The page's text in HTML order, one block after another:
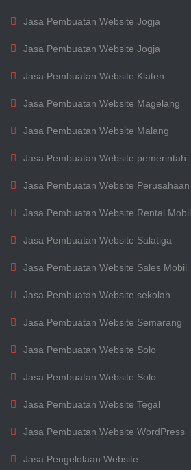
Jasa Pembuatan Website Jogja
Jasa Pembuatan Website Jogja
Jasa Pembuatan Website Klaten
Jasa Pembuatan Website Magelang
Jasa Pembuatan Website Malang
Jasa Pembuatan Website pemerintah
Jasa Pembuatan Website Perusahaan
Jasa Pembuatan Website Rental Mobil
Jasa Pembuatan Website Salatiga
Jasa Pembuatan Website Sales Mobil
Jasa Pembuatan Website sekolah
Jasa Pembuatan Website Semarang
Jasa Pembuatan Website Solo
Jasa Pembuatan Website Solo
Jasa Pembuatan Website Tegal
Jasa Pembuatan Website WordPress
Jasa Pengelolaan Website